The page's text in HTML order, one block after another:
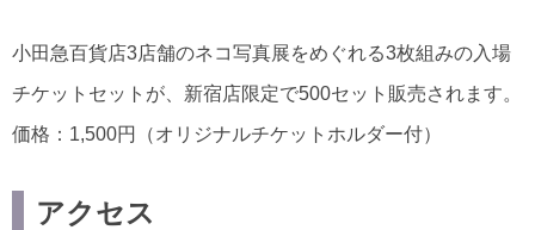
小田急百貨店3店舗のネコ写真展をめぐれる3枚組みの入場
チケットセットが、新宿店限定で500セット販売されます。
価格：1,500円（オリジナルチケットホルダー付）
アクセス